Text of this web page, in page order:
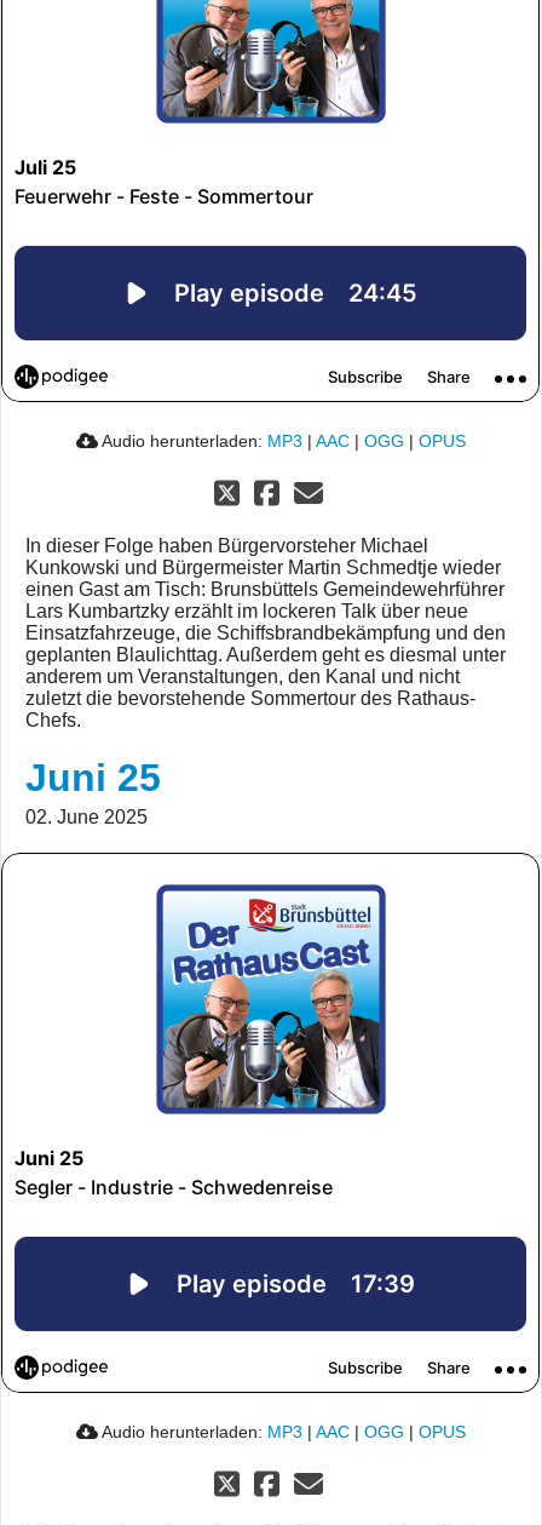
Audio herunterladen: MP3 | AAC | OGG | OPUS
In dieser Folge haben Bürgervorsteher Michael
Kunkowski und Bürgermeister Martin Schmedtje wieder
einen Gast am Tisch: Brunsbüttels Gemeindewehrführer
Lars Kumbartzky erzählt im lockeren Talk über neue
Einsatzfahrzeuge, die Schiffsbrandbekämpfung und den
geplanten Blaulichttag. Außerdem geht es diesmal unter
anderem um Veranstaltungen, den Kanal und nicht
zuletzt die bevorstehende Sommertour des Rathaus-
Chefs.
Juni 25
02. June 2025
Audio herunterladen: MP3 | AAC | OGG | OPUS